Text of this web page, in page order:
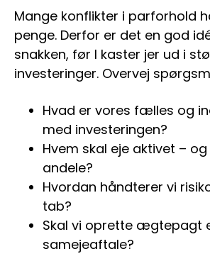
Mange konflikter i parforhold
penge. Derfor er det en god
snakken, før I kaster jer ud i
investeringer. Overvej
Hvad er vores fælles og
med investeringen?
Hvem skal eje aktivet – og
andele?
Hvordan håndterer vi
tab?
Skal vi oprette ægtepagt
samejeaftale?